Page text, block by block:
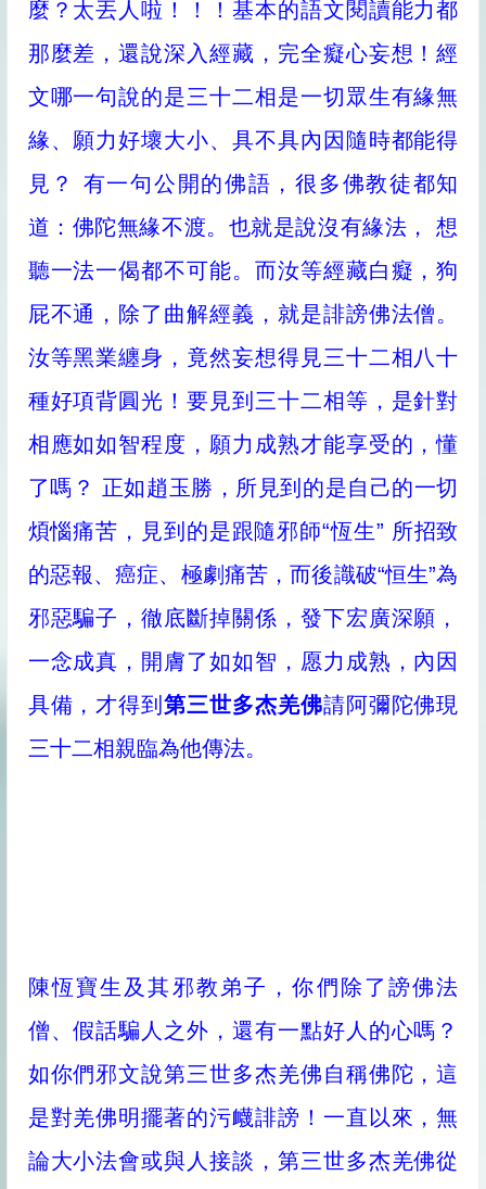
麼？太丟人啦！！！基本的語文閱讀能力都
那麼差，還說深入經藏，完全癡心妄想！經
文哪一句說的是三十二相是一切眾生有緣無
緣、願力好壞大小、具不具內因隨時都能得
見？ 有一句公開的佛語，很多佛教徒都知
道：佛陀無緣不渡。也就是說沒有緣法， 想
聽一法一偈都不可能。而汝等經藏白癡，狗
屁不通，除了曲解經義，就是誹謗佛法僧。
汝等黑業纏身，竟然妄想得見三十二相八十
種好項背圓光！要見到三十二相等，是針對
相應如如智程度，願力成熟才能享受的，懂
了嗎？ 正如趙玉勝，所見到的是自己的一切
煩惱痛苦，見到的是跟隨邪師“恆生” 所招致
的惡報、癌症、極劇痛苦，而後識破“恒生”為
邪惡騙子，徹底斷掉關係，發下宏廣深願，
一念成真，開膚了如如智，愿力成熟，內因
具備，才得到第三世多杰羌佛請阿彌陀佛現
三十二相親臨為他傳法。
陳恆寶生及其邪教弟子，你們除了謗佛法
僧、假話騙人之外，還有一點好人的心嗎？
如你們邪文說第三世多杰羌佛自稱佛陀，這
是對羌佛明擺著的污衊誹謗！一直以來，無
論大小法會或與人接談，第三世多杰羌佛從